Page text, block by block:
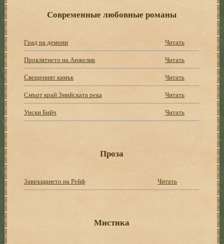
Современные любовные романы
Град на демони
Читать
Проклятието на Анжелик
Читать
Свещеният камък
Читать
Смърт край Змийската река
Читать
Уиски Бийч
Читать
Проза
Завръщането на Рейф Читать
Мистика